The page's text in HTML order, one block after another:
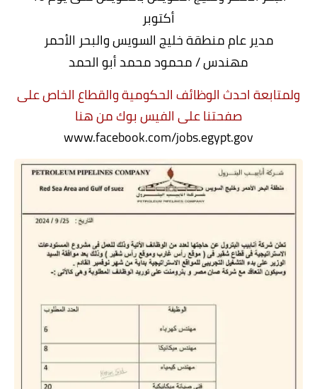
أكتوبر
مدير عام منطقة خليج السويس والبحر الأحمر
مهندس / محمود محمد أبو الحمد
ولمتابعة احدث الوظائف الحكومية والقطاع الخاص على
صفحتنا على الفيس بوك من هنا
www.facebook.com/jobs.egypt.gov